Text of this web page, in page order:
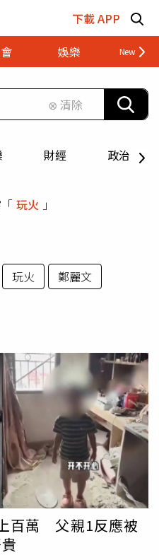
下載 APP
娛樂 財經
⊗ 清除
財經 政治
玩火 」
玩火 鄭麗文
百萬 父親1反應被